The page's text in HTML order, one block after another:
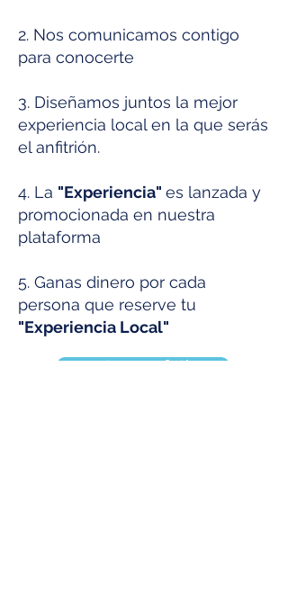
2. Nos comunicamos contigo
para conocerte
3. Diseñamos juntos la mejor
experiencia local en la que serás
el anfitrión.
​4. La "Experiencia" es lanzada y
promocionada en nuestra
plataforma
5. Ganas dinero por cada
persona que reserve tu
"Experiencia Local"
Quiero ser anfitrión